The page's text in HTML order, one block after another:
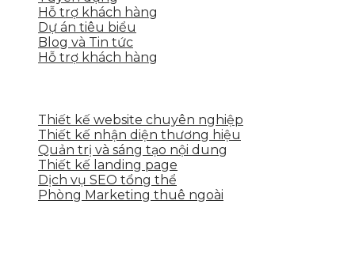
Hỗ trợ khách hàng
Dự án tiêu biểu
Blog và Tin tức
Hỗ trợ khách hàng
Thiết kế website chuyên nghiệp
Thiết kế nhận diện thương hiệu
Quản trị và sáng tạo nội dung
Thiết kế landing page
Dịch vụ SEO tổng thể
Phòng Marketing thuê ngoài